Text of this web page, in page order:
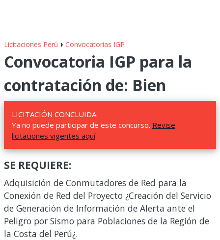
Licitaciones Perú › Convocatorias IGP
Convocatoria IGP para la
contratación de: Bien
LICITACIÓN CONCLUIDA.
Ya no puede participar de este concurso. Revise
licitaciones vigentes aquí
SE REQUIERE:
Adquisición de Conmutadores de Red para la
Conexión de Red del Proyecto ¿Creación del Servicio
de Generación de Información de Alerta ante el
Peligro por Sismo para Poblaciones de la Región de
la Costa del Perú¿.